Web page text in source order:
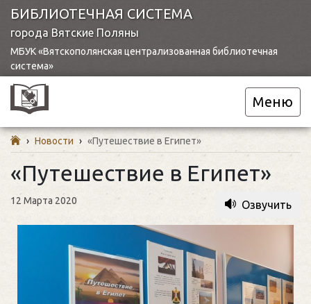
БИБЛИОТЕЧНАЯ СИСТЕМА
города Вятские Поляны
МБУК «Вятскополянская централизованная библиотечная
система»
Меню
› Новости › «Путешествие в Египет»
«Путешествие в Египет»
12 Марта 2020 Озвучить